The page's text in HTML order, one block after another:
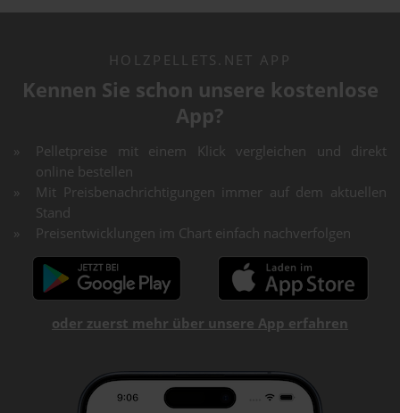
HOLZPELLETS.NET APP
Kennen Sie schon unsere kostenlose
App?
Pelletpreise mit einem Klick vergleichen und direkt
online bestellen
Mit Preisbenachrichtigungen immer auf dem aktuellen
Stand
Preisentwicklungen im Chart einfach nachverfolgen
oder zuerst mehr über unsere App erfahren